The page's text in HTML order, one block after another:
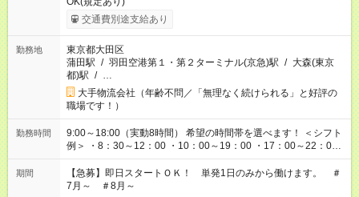
交通費別途支給あり
勤務地
東京都大田区
蒲田駅 / 羽田空港第１・第２ターミナル(京急)駅 / 大森(東京
都)駅 / …
大手物流会社（年齢不問／「無理なく続けられる」と好評の
職場です！）
勤務時間
9:00～18:00（実動8時間） 希望の時間帯を選べます！ ＜シフト
例＞ ・8：30～12：00 ・10：00～19：00 ・17：00～22：00
・13：00～22：00 ・22：00～翌6：00 など
期間
【急募】即日スタートＯＫ！ 単発1日のみから働けます。 ＃
7月～ ＃8月～